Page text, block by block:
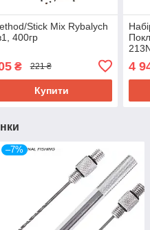
Stick Mix Rybalych
400гр
₴ 221 ₴
Купити
4
–7%